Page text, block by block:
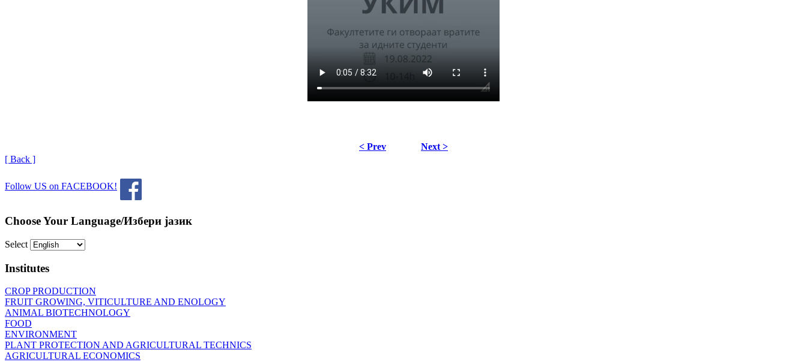
< Prev
Next >
[ Back ]
Follow US on FACEBOOK!
Choose Your Language/Избери јазик
Select
Institutes
CROP PRODUCTION
FRUIT GROWING, VITICULTURE AND ENOLOGY
ANIMAL BIOTECHNOLOGY
FOOD
ENVIRONMENT
PLANT PROTECTION AND AGRICULTURAL TECHNICS
AGRICULTURAL ECONOMICS